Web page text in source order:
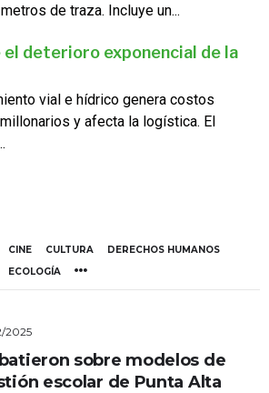
de traza. Incluye un...
deterioro exponencial de la
vial e hídrico genera costos
y afecta la logística. El
CINE CULTURA
DERECHOS HUMANOS
ECOLOGÍA
2025
sobre modelos de
escolar de Punta Alta